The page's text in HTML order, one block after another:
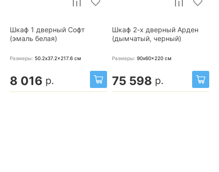
Шкаф 1 дверный Софт
(эмаль белая)
Размеры: 50.2x37.2x217.6 см
8 016 р.
Шкаф 2-х дверный Арден
(дымчатый, черный)
Размеры: 90x60x220 см
75 598 р.